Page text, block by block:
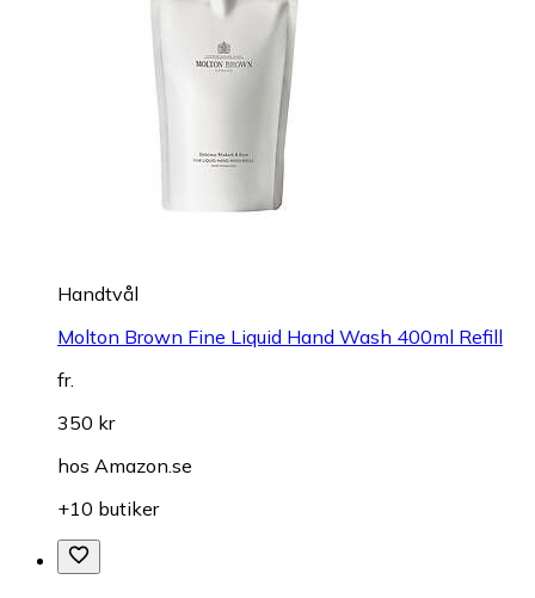
Handtvål
Molton Brown Fine Liquid Hand Wash 400ml Refill
fr.
350 kr
hos Amazon.se
+10 butiker